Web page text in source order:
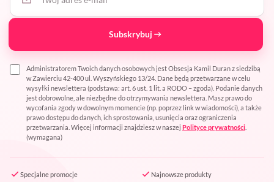
Subskrybuj
Administratorem Twoich danych osobowych jest Obsesja Kamil Duran z siedzibą
w Zawierciu 42-400 ul. Wyszyńskiego 13/24. Dane będą przetwarzane w celu
wysyłki newslettera (podstawa: art. 6 ust. 1 lit. a RODO – zgoda). Podanie danych
jest dobrowolne, ale niezbędne do otrzymywania newslettera. Masz prawo do
wycofania zgody w dowolnym momencie (np. poprzez link w wiadomości), a także
prawo dostępu do danych, ich sprostowania, usunięcia oraz ograniczenia
przetwarzania. Więcej informacji znajdziesz w naszej Polityce prywatności
(wymagana)
Specjalne promocje Najnowsze produkty